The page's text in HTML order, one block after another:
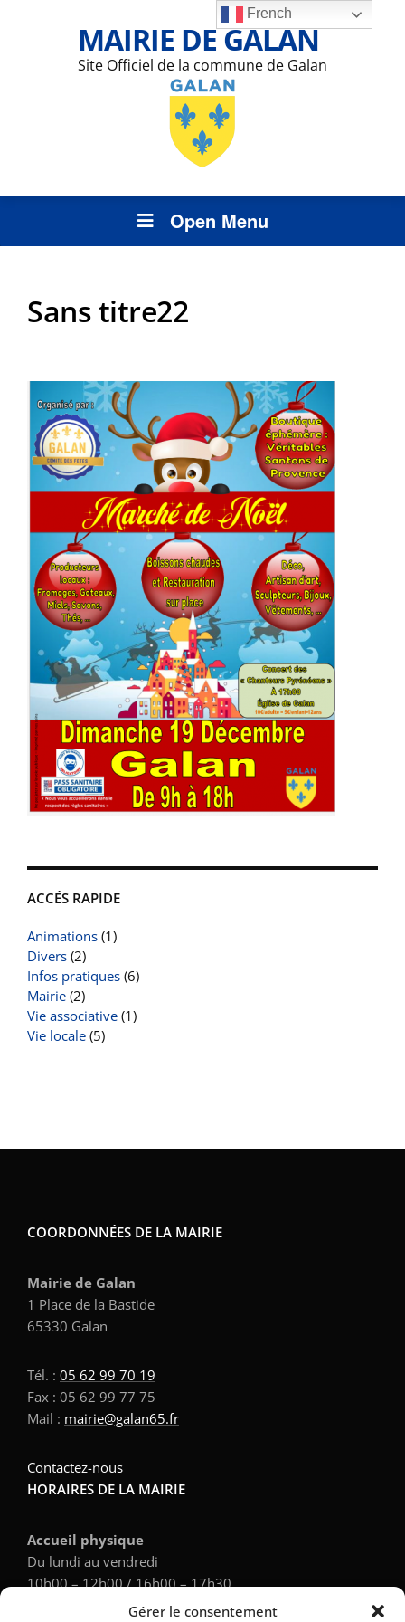
Gérer le consentement
MAIRIE DE GALAN
Site Officiel de la commune de Galan
Open Menu
ACCÉS RAPIDE
Animations (1)
Divers (2)
Infos pratiques (6)
Mairie (2)
Vie associative (1)
Vie locale (5)
Sans titre22
COORDONNÉES DE LA MAIRIE
Mairie de Galan
1 Place de la Bastide
65330 Galan
Tél. : 05 62 99 70 19
Fax : 05 62 99 77 75
Mail : mairie@galan65.fr
Contactez-nous
HORAIRES DE LA MAIRIE
Accueil physique
Du lundi au vendredi
10h00 – 12h00 / 16h00 – 17h30
French